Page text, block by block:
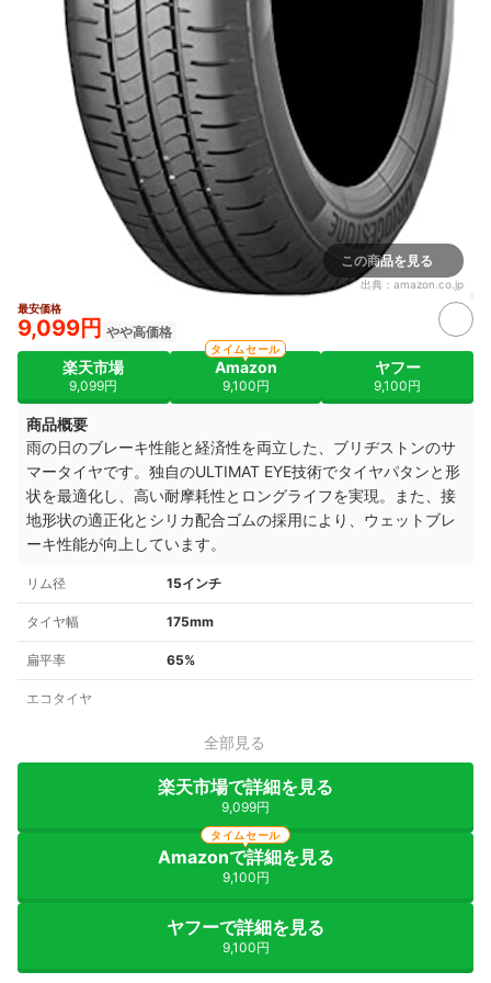
この商品を見る
出典： amazon.co.jp
最安価格
9,099円 やや高価格
楽天市場
9,099円
Amazon
9,100円
タイムセール
ヤフー
9,100円
商品概要
雨の日のブレーキ性能と経済性を両立した、ブリヂストンのサ
マータイヤです。独自のULTIMAT EYE技術でタイヤパタンと形
状を最適化し、高い耐摩耗性とロングライフを実現。また、接
地形状の適正化とシリカ配合ゴムの採用により、ウェットブレ
ーキ性能が向上しています。
リム径 15インチ
タイヤ幅 175mm
扁平率 65%
エコタイヤ
全部見る
楽天市場で詳細を見る
9,099円
Amazonで詳細を見る
9,100円
タイムセール
ヤフーで詳細を見る
9,100円